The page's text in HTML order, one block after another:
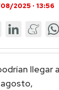
2025 · 13:56
llegar
agosto,